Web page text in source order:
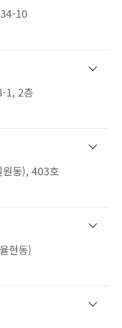
10
1, 2층
원동), 403호
현동)